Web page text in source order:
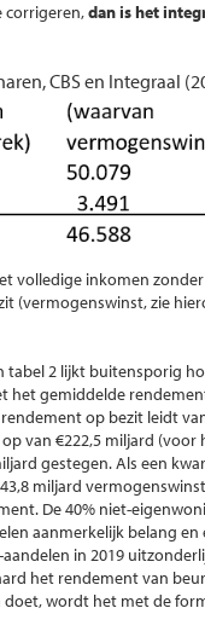
corrigeren,dan ishet
CBS en Integraal
volledige inkomen
(vermogenswinst, zie
2 lijkt buitensporig
het gemiddelde
op bezit leidt
van €222,5 miljard (voor
gestegen. Als een
miljard
De 40% niet-
aanmerkelijk belang en
in 2019
het rendement van
wordt het met de